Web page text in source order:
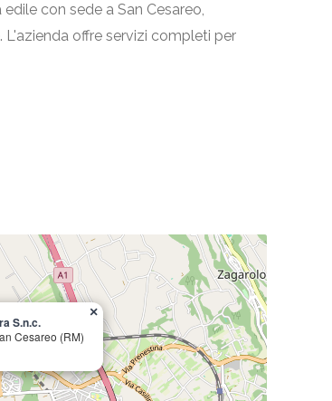
con sede a San Cesareo,
offre servizi completi per
S.n.c.
Cesareo (RM)
×